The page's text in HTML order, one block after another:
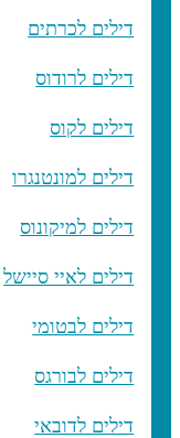
דילים לכרתים
דילים לרודוס
דילים לקוס
דילים למונטנגרו
דילים למיקונוס
דילים לאיי סיישל
דילים לבטומי
דילים לבורגס
דילים לדובאי